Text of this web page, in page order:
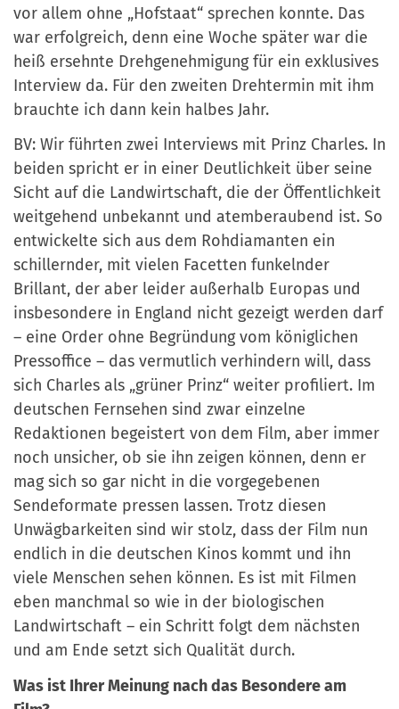
vor allem ohne „Hofstaat“ sprechen konnte. Das
war erfolgreich, denn eine Woche später war die
heiß ersehnte Drehgenehmigung für ein exklusives
Interview da. Für den zweiten Drehtermin mit ihm
brauchte ich dann kein halbes Jahr.
BV: Wir führten zwei Interviews mit Prinz Charles. In
beiden spricht er in einer Deutlichkeit über seine
Sicht auf die Landwirtschaft, die der Öffentlichkeit
weitgehend unbekannt und atemberaubend ist. So
entwickelte sich aus dem Rohdiamanten ein
schillernder, mit vielen Facetten funkelnder
Brillant, der aber leider außerhalb Europas und
insbesondere in England nicht gezeigt werden darf
– eine Order ohne Begründung vom königlichen
Pressoffice – das vermutlich verhindern will, dass
sich Charles als „grüner Prinz“ weiter profiliert. Im
deutschen Fernsehen sind zwar einzelne
Redaktionen begeistert von dem Film, aber immer
noch unsicher, ob sie ihn zeigen können, denn er
mag sich so gar nicht in die vorgegebenen
Sendeformate pressen lassen. Trotz diesen
Unwägbarkeiten sind wir stolz, dass der Film nun
endlich in die deutschen Kinos kommt und ihn
viele Menschen sehen können. Es ist mit Filmen
eben manchmal so wie in der biologischen
Landwirtschaft – ein Schritt folgt dem nächsten
und am Ende setzt sich Qualität durch.
Was ist Ihrer Meinung nach das Besondere am